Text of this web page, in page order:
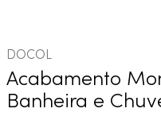
DOCOL
Acabamento
Banheira e
4º
deca acabamento